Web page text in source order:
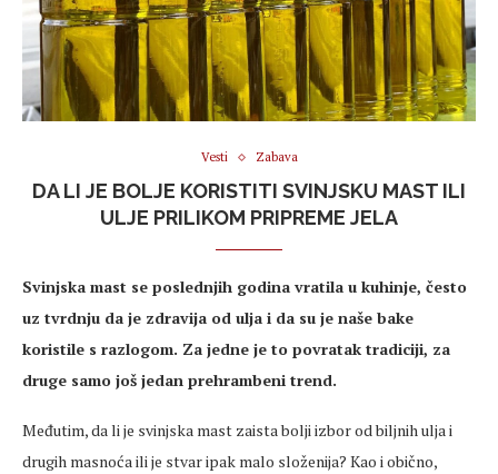
Vesti Zabava
DA LI JE BOLJE KORISTITI SVINJSKU MAST ILI
ULJE PRILIKOM PRIPREME JELA
Svinjska mast se poslednjih godina vratila u kuhinje, često
uz tvrdnju da je zdravija od ulja i da su je naše bake
koristile s razlogom. Za jedne je to povratak tradiciji, za
druge samo još jedan prehrambeni trend.
Međutim, da li je svinjska mast zaista bolji izbor od biljnih ulja i
drugih masnoća ili je stvar ipak malo složenija? Kao i obično,